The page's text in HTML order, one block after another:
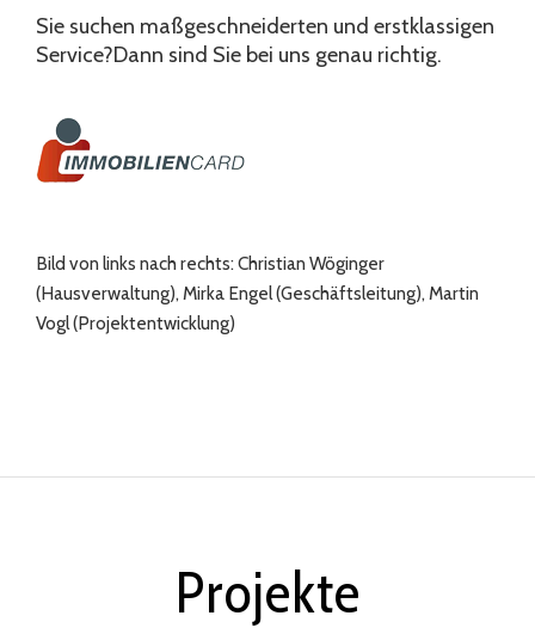
Sie suchen maßgeschneiderten und erstklassigen
Service?Dann sind Sie bei uns genau richtig.
Bild von links nach rechts: Christian Wöginger
(Hausverwaltung), Mirka Engel (Geschäftsleitung), Martin
Vogl (Projektentwicklung)
Projekte